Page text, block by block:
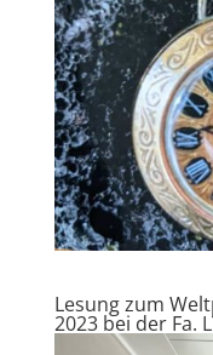
Lesung zum
2023 bei der Fa.